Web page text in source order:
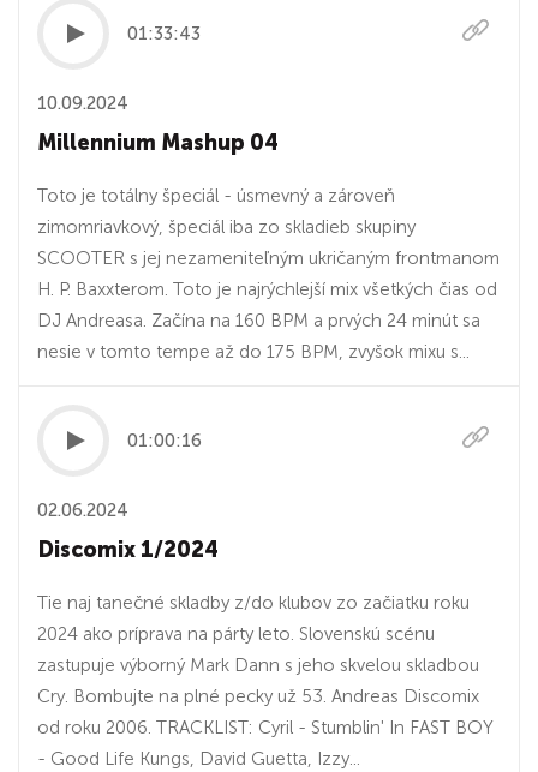
01:33:43
10.09.2024
Millennium Mashup 04
Toto je totálny špeciál - úsmevný a zároveň
zimomriavkový, špeciál iba zo skladieb skupiny
SCOOTER s jej nezameniteľným ukričaným frontmanom
H. P. Baxxterom. Toto je najrýchlejší mix všetkých čias od
DJ Andreasa. Začína na 160 BPM a prvých 24 minút sa
nesie v tomto tempe až do 175 BPM, zvyšok mixu s...
01:00:16
02.06.2024
Discomix 1/2024
Tie naj tanečné skladby z/do klubov zo začiatku roku
2024 ako príprava na párty leto. Slovenskú scénu
zastupuje výborný Mark Dann s jeho skvelou skladbou
Cry. Bombujte na plné pecky už 53. Andreas Discomix
od roku 2006. TRACKLIST: Cyril - Stumblin' In FAST BOY
- Good Life Kungs, David Guetta, Izzy...